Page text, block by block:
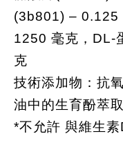
(3b801) – 0.125
1250 毫克，DL-
克
技術添加物：抗
油中的生育酚萃
*不允許 與維生